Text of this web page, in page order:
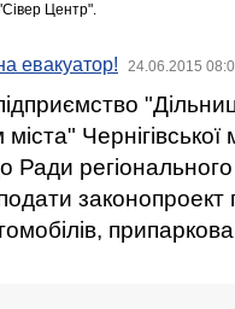
Центр".
евакуатор! 24.06.2015
Чернігівської
Ради